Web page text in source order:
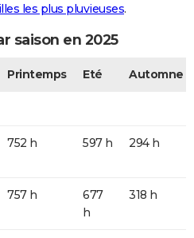
les plus pluvieuses.
saison en 2025
Printemps Eté Automne
752 h 597 h 294 h
757 h
677
h
318 h